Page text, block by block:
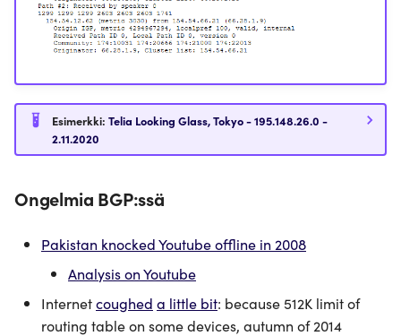
Esimerkki: Telia Looking Glass, Tokyo - 195.148.26.0 -
2.11.2020
Ongelmia BGP:ssä
Pakistan knocked Youtube offline in 2008
Analysis on Youtube
Internetcoughed a little bit: because 512K limit of
routing table on some devices, autumn of 2014